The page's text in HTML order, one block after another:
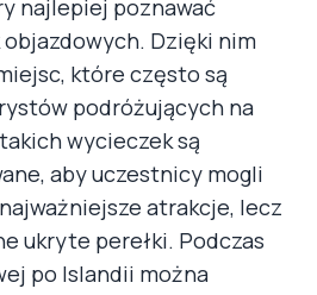
najlepiej poznawać
Dzięki nim
które często są
podróżujących na
wycieczek są
aby uczestnicy mogli
atrakcje, lecz
ukryte perełki. Podczas
po Islandii można